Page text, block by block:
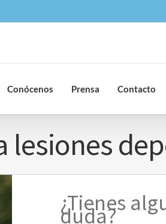
Conócenos Prensa Contacto
lesiones
¿Tienes
duda?